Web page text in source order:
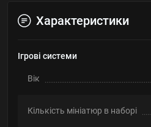
Характеристики
Ігрові системи
Вік
Кількість мініатюр в наборі